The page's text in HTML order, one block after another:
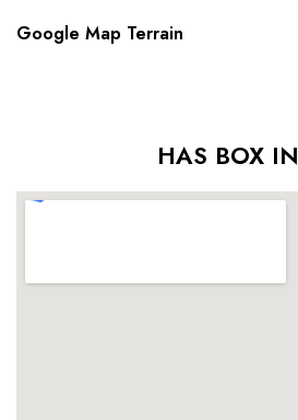
Google Map Terrain
HAS BOX